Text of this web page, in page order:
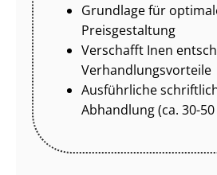
Grundlage für
Preisgestaltung
Verschafft Inen
Ver­hand­lungs­vor­tei­le
Ausführliche
Abhandlung (ca. 30-